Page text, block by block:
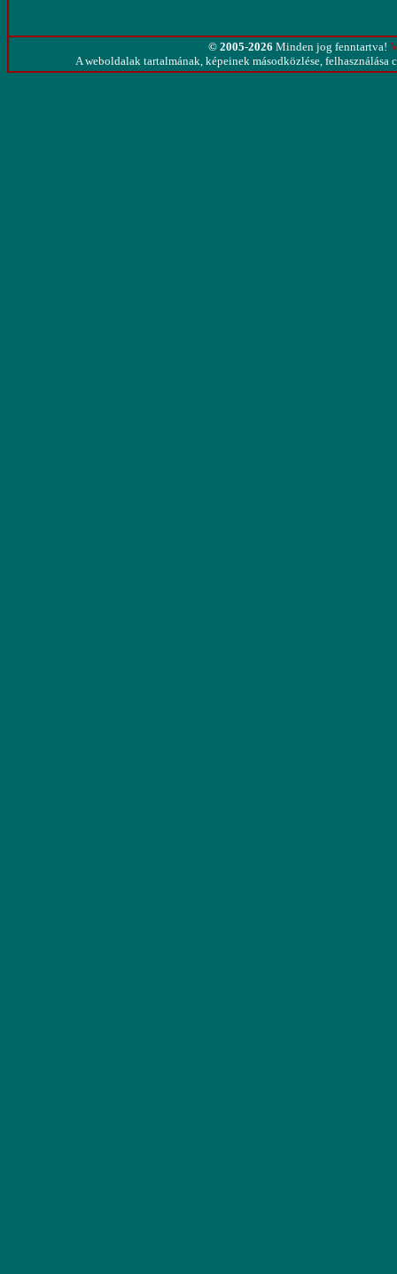
© 2005-2026 Minden jog fenntartva!
A weboldalak tartalmának, képeinek másodközlése, felhasználása